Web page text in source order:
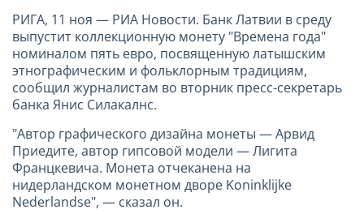
РИГА, 11 ноя — РИА Новости. Банк Латвии в среду
выпустит коллекционную монету "Времена года"
номиналом пять евро, посвященную латышским
этнографическим и фольклорным традициям,
сообщил журналистам во вторник пресс-секретарь
банка Янис Силакалнс.
"Автор графического дизайна монеты — Арвид
Приедите, автор гипсовой модели — Лигита
Францкевича. Монета отчеканена на
нидерландском монетном дворе Koninklijke
Nederlandse", — cказал он.